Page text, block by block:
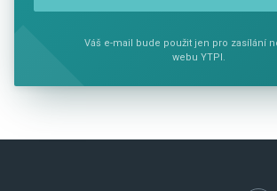
Váš e-mail bude použit jen pro zasílání
webu YTPI.